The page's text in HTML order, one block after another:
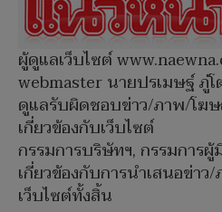
ผู้ดูแลเว็บไซต์
webmaster นายปรเมษฐ์ ภู่โ
ดูแลรับผิดชอบข่าว/ภาพ/โฆ
เกี่ยวข้องกับเว็บไซต์
กรรมการบริษัทฯ, กรรมการ
เกี่ยวข้องกับการนำเสนอข่า
เว็บไซต์ทั้งสิ้น